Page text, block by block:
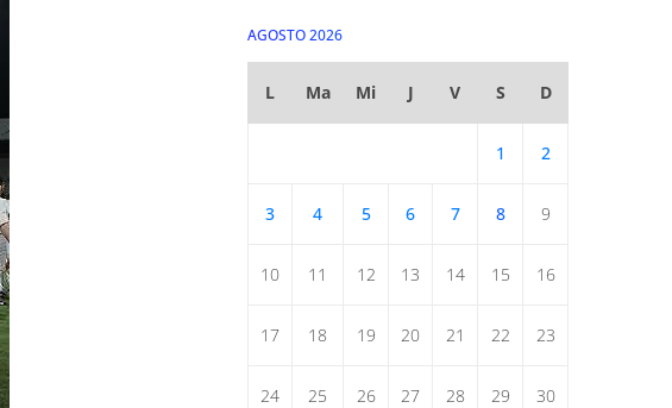
AGOSTO 2026
L Ma Mi J V S D
1 2
3 4 5 6 7 8 9
10 11 12 13 14 15 16
17 18 19 20 21 22 23
24 25 26 27 28 29 30